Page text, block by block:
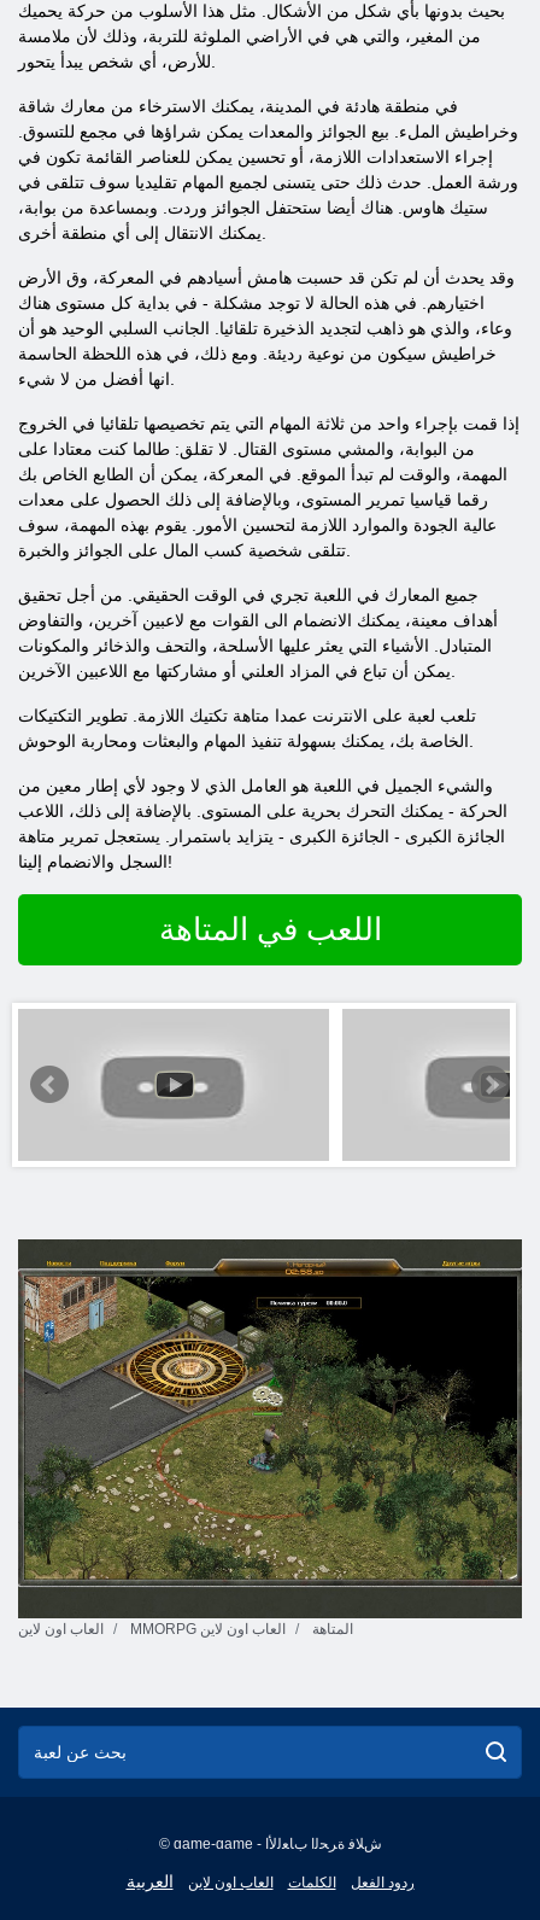
بحيث بدونها بأي شكل من الأشكال. مثل هذا الأسلوب من حركة يحميك
من المغير، والتي هي في الأراضي الملوثة للتربة، وذلك لأن ملامسة
في منطقة هادئة في المدينة، يمكنك الاسترخاء من معارك شاقة
وخراطيش الملء. بيع الجوائز والمعدات يمكن شراؤها في مجمع للتسوق.
إجراء الاستعدادات اللازمة، أو تحسين يمكن للعناصر القائمة تكون في
ورشة العمل. حدث ذلك حتى يتسنى لجميع المهام تقليديا سوف تتلقى في
ستيك هاوس. هناك أيضا ستحتفل الجوائز وردت. وبمساعدة من بوابة،
وقد يحدث أن لم تكن قد حسبت هامش أسيادهم في المعركة، وق الأرض
اختيارهم. في هذه الحالة لا توجد مشكلة - في بداية كل مستوى هناك
وعاء، والذي هو ذاهب لتجديد الذخيرة تلقائيا. الجانب السلبي الوحيد هو أن
خراطيش سيكون من نوعية رديئة. ومع ذلك، في هذه اللحظة الحاسمة
إذا قمت بإجراء واحد من ثلاثة المهام التي يتم تخصيصها تلقائيا في الخروج
من البوابة، والمشي مستوى القتال. لا تقلق: طالما كنت معتادا على
المهمة، والوقت لم تبدأ الموقع. في المعركة، يمكن أن الطابع الخاص بك
رقما قياسيا تمرير المستوى، وبالإضافة إلى ذلك الحصول على معدات
عالية الجودة والموارد اللازمة لتحسين الأمور. يقوم بهذه المهمة، سوف
جميع المعارك في اللعبة تجري في الوقت الحقيقي. من أجل تحقيق
أهداف معينة، يمكنك الانضمام الى القوات مع لاعبين آخرين، والتفاوض
المتبادل. الأشياء التي يعثر عليها الأسلحة، والتحف والذخائر والمكونات
تلعب لعبة على الانترنت عمدا متاهة تكتيك اللازمة. تطوير التكتيكات
والشيء الجميل في اللعبة هو العامل الذي لا وجود لأي إطار معين من
الحركة - يمكنك التحرك بحرية على المستوى. بالإضافة إلى ذلك، اللاعب
الجائزة الكبرى - الجائزة الكبرى - يتزايد باستمرار. يستعجل تمرير متاهة
السجل والانضمام إلينا!
اللعب في المتاهة
العاب اون لاين MMORPG العاب اون لاين المتاهة
© game-game - ﺵﻼ ﻓ ﺓﺮﺤﻟﺍ ﺏﺎﻌﻟﻷ ﺍ
العربية
English
العاب اون لاين الكلمات ردود الفعل